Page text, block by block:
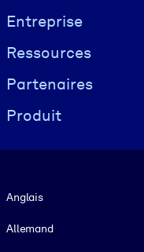
Visually hidden Text
Entreprise
Ressources
Partenaires
Produit
Anglais
Allemand